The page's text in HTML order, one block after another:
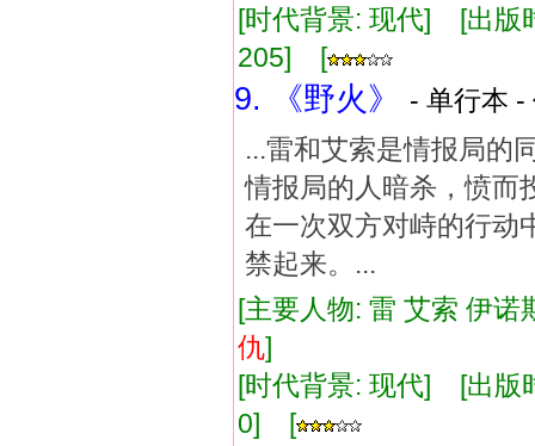
[时代背景: 现代] [出
205] [
9. 《野火》
- 单行本
...雷和艾索是情报局的
情报局的人暗杀，愤而
在一次双方对峙的行动
禁起来。...
[主要人物: 雷 艾索 伊
仇]
[时代背景: 现代] [出
0] [